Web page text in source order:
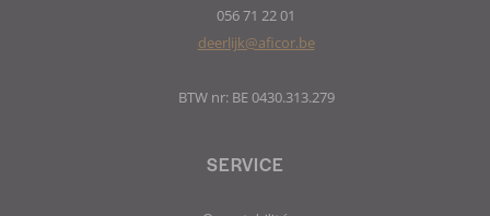
SERVICE
056 71 22 01
deerlijk@aficor.be
BTW nr: BE 0430.313.279